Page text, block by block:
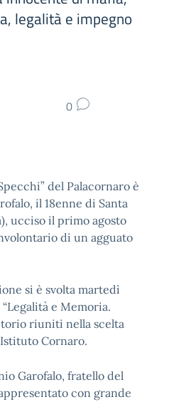
legalità e impegno
0
del Palacornaro è
il 18enne di Santa
ucciso il primo agosto
di un agguato
si è svolta martedì
e Memoria.
riuniti nella scelta
Cornaro.
Garofalo, fratello del
con grande